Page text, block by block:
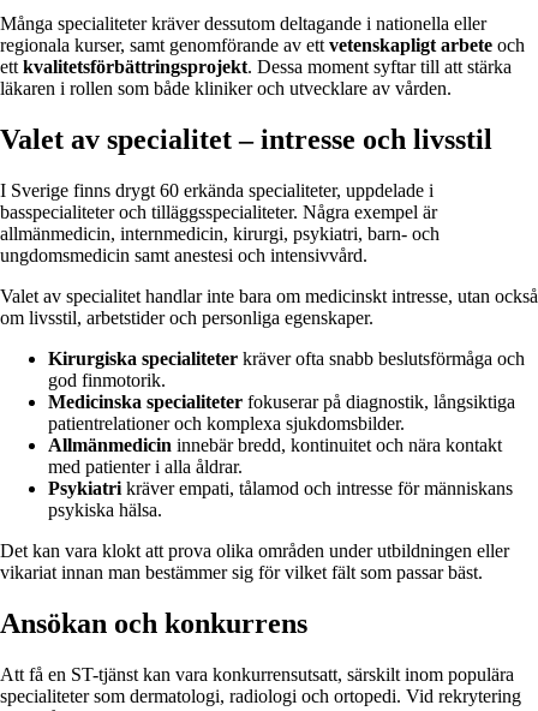
Många specialiteter kräver dessutom deltagande i nationella eller
regionala kurser, samt genomförande av ett vetenskapligt arbete och
ett kvalitetsförbättringsprojekt. Dessa moment syftar till att stärka
läkaren i rollen som både kliniker och utvecklare av vården.
Valet av specialitet – intresse och livsstil
I Sverige finns drygt 60 erkända specialiteter, uppdelade i
basspecialiteter och tilläggsspecialiteter. Några exempel är
allmänmedicin, internmedicin, kirurgi, psykiatri, barn- och
ungdomsmedicin samt anestesi och intensivvård.
Valet av specialitet handlar inte bara om medicinskt intresse, utan också
om livsstil, arbetstider och personliga egenskaper.
Kirurgiska specialiteter kräver ofta snabb beslutsförmåga och
god finmotorik.
Medicinska specialiteter fokuserar på diagnostik, långsiktiga
patientrelationer och komplexa sjukdomsbilder.
Allmänmedicin innebär bredd, kontinuitet och nära kontakt
med patienter i alla åldrar.
Psykiatri kräver empati, tålamod och intresse för människans
psykiska hälsa.
Det kan vara klokt att prova olika områden under utbildningen eller
vikariat innan man bestämmer sig för vilket fält som passar bäst.
Ansökan och konkurrens
Att få en ST-tjänst kan vara konkurrensutsatt, särskilt inom populära
specialiteter som dermatologi, radiologi och ortopedi. Vid rekrytering